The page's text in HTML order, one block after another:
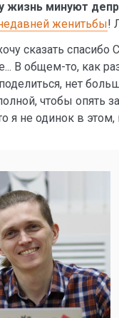
жизнь минуют
женитьбы!
сказать
В общем-то, как
нет
чтобы опять
я не одинок в этом,